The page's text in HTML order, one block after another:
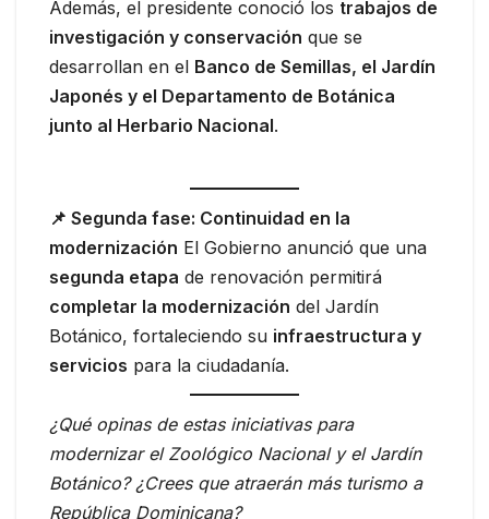
Además, el presidente conoció los trabajos de
investigación y conservación que se
desarrollan en el Banco de Semillas, el Jardín
Japonés y el Departamento de Botánica
junto al Herbario Nacional.
📌 Segunda fase: Continuidad en la
modernización El Gobierno anunció que una
segunda etapa de renovación permitirá
completar la modernización del Jardín
Botánico, fortaleciendo su infraestructura y
servicios para la ciudadanía.
¿Qué opinas de estas iniciativas para
modernizar el Zoológico Nacional y el Jardín
Botánico? ¿Crees que atraerán más turismo a
República Dominicana?